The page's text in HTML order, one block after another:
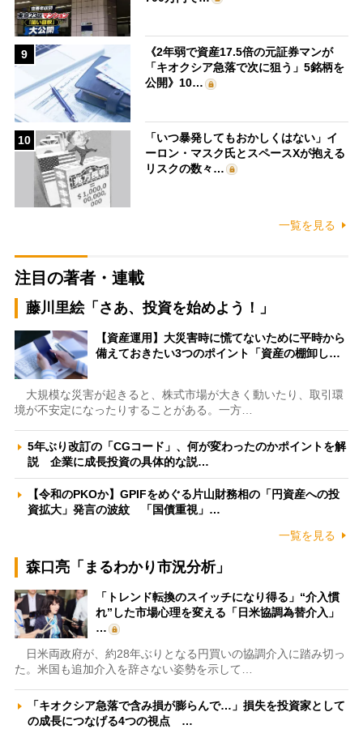
9
《2年弱で資産17.5倍の元証券マンが
「キオクシア急落で次に狙う」5銘柄を
公開》10…
10
「いつ暴発してもおかしくはない」イ
ーロン・マスク氏とスペースXが抱える
リスクの数々…
一覧を見る
注目の著者・連載
藤川里絵「さあ、投資を始めよう！」
【資産運用】大災害時に慌てないために平時から
備えておきたい3つのポイント「資産の棚卸し…
大規模な災害が起きると、株式市場が大きく動いたり、取引環
境が不安定になったりすることがある。一方…
5年ぶり改訂の「CGコード」、何が変わったのかポイントを解
説 企業に成長投資の具体的な説…
【令和のPKOか】GPIFをめぐる片山財務相の「円資産への投
資拡大」発言の波紋 「国債重視」…
一覧を見る
森口亮「まるわかり市況分析」
「トレンド転換のスイッチになり得る」“介入慣
れ”した市場心理を変える「日米協調為替介入」
…
日米両政府が、約28年ぶりとなる円買いの協調介入に踏み切っ
た。米国も追加介入を辞さない姿勢を示して…
「キオクシア急落で含み損が膨らんで…」損失を投資家として
の成長につなげる4つの視点 …